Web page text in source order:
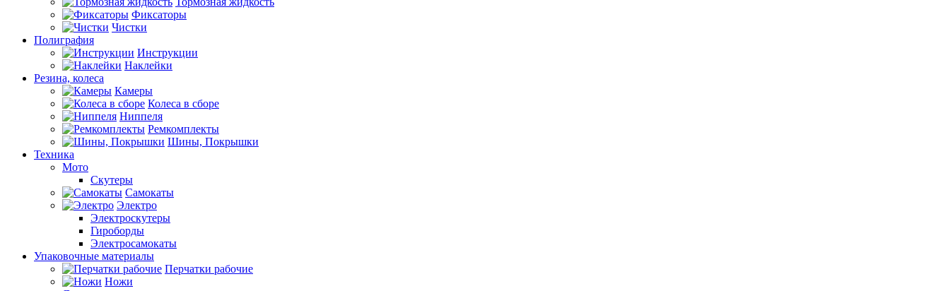
Фиксаторы
Чистки
Полиграфия
Инструкции
Наклейки
Резина, колеса
Камеры
Колеса в сборе
Ниппеля
Ремкомплекты
Шины, Покрышки
Техника
Мото
Скутеры
Самокаты
Электро
Электроскутеры
Гироборды
Электросамокаты
Упаковочные материалы
Перчатки рабочие
Ножи